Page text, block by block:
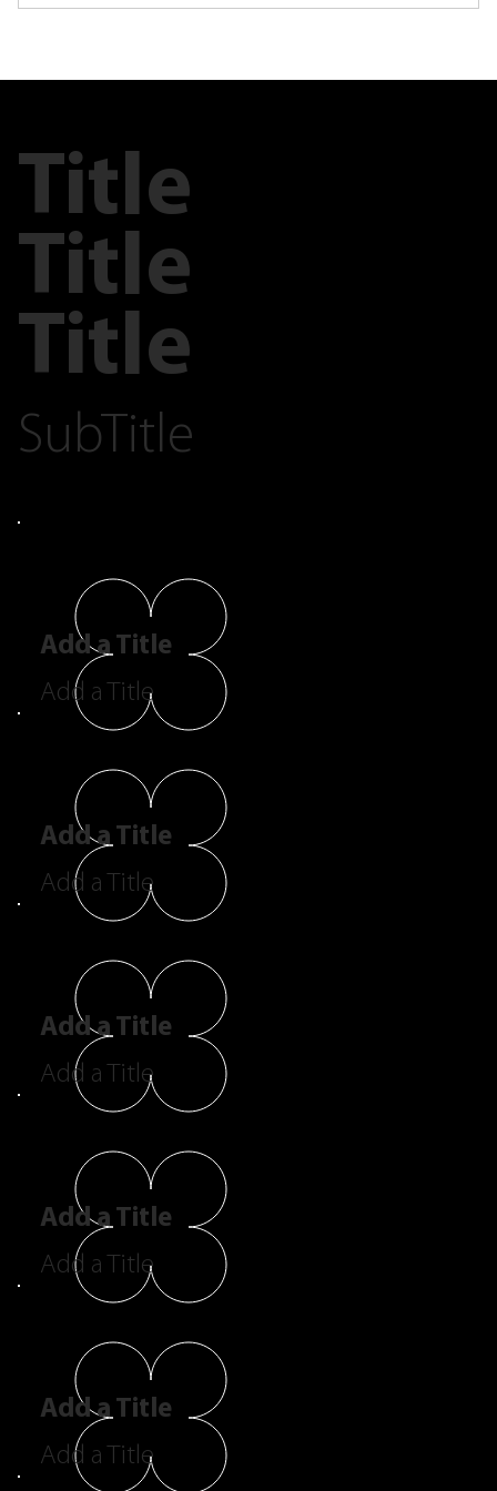
Title
Title
Title
SubTitle
Add a Title
Add a Title
Add a Title
Add a Title
Add a Title
Add a Title
Add a Title
Add a Title
Add a Title
Add a Title